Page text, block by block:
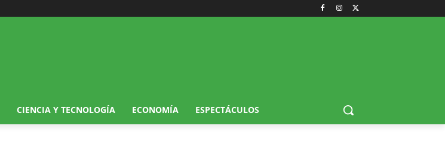
CIENCIA Y TECNOLOGÍA ECONOMÍA ESPECTÁCULOS